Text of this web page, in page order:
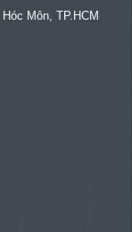
Môn, TP.HCM